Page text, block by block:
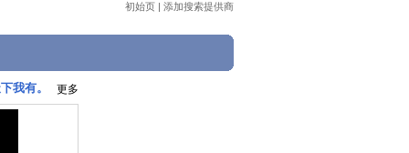
初始页 | 添加搜索提供商
我有。 更多